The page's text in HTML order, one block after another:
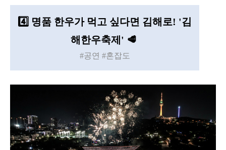
4️⃣ 명품 한우가 먹고 싶다면 김해로! '김
해한우축제' 🥩
#공연 #혼잡도